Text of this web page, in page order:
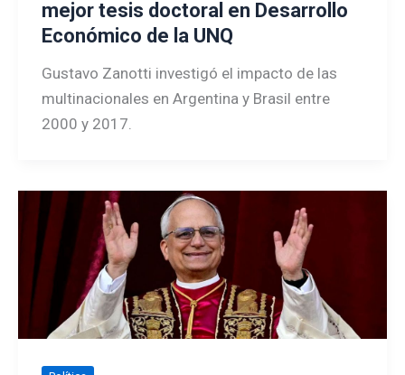
mejor tesis doctoral en Desarrollo
Económico de la UNQ
Gustavo Zanotti investigó el impacto de las
multinacionales en Argentina y Brasil entre
2000 y 2017.